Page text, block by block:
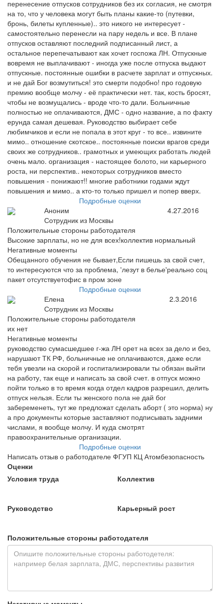
перенесение отпусков сотрудников без их согласия, не смотря
на то, что у человека могут быть планы какие-то (путевки,
бронь, билеты купленные).. это никого не интересует -
самостоятельно перенесли на пару недель и все. В плане
отпусков оставляют последний подписанный лист, а
остальное перепечатывают как хочет госпожа ЛН. Отпускные
вовремя не выплачивают - иногда уже после отпуска выдают
отпускные. постоянные ошибки в расчете зарплат и отпускных.
и не дай Бог возмутиться! это смерти подобно! про годовую
премию вообще молчу - её практически нет. так, кость бросят,
чтобы не возмущались - вроде что-то дали. Больничные
полностью не оплачиваются, ДМС - одно название, а по факту
ерунда самая дешевая. Руководство выбирает себе
любимчиков и если не попала в этот круг - то все.. извините
мимо.. отношение скотское.. постоянные поиски врагов среди
своих же сотрудников.. грамотных и умеющих работать людей
очень мало. организация - настоящее болото, ни карьерного
роста, ни перспектив.. некоторых сотрудников вместо
повышения - понижают!! многие работники годами ждут
повышения и мимо.. а кто-то только пришел и попер вверх.
Подробные оценки
Аноним
Сотрудник из Москвы
4.27.2016
Положительные стороны работодателя
Высокие зарплаты, но не для всех!коллектив нормальный
Негативные моменты
Обещанного обучения не бывает,Если пишешь за свой счет,
то интересуются что за проблема, 'лезут в белье'реально соц
пакет отсутствуетофис в пром зоне
Подробные оценки
Елена
Сотрудник из Москвы
2.3.2016
Положительные стороны работодателя
их нет
Негативные моменты
руководство сумасшедшее г-жа ЛН орет на всех за дело и без,
нарушают ТК РФ, больничные не оплачиваются, даже если
тебя увезли на скорой и госпитализировали ты обязан выйти
на работу, так еще и написать за свой счет. в отпуск можно
пойти только в то время когда отдел кадров разрешил, делить
отпуск нельзя. Если ты женского пола не дай бог
забеременеть, тут же предложат сделать аборт ( это норма) ну
а про документы которые заставляют подписывать задними
числами, я вообще молчу. И куда смотрят
правоохранительные организации.
Подробные оценки
Написать отзыв о работодателе ФГУП КЦ Атомбезопасность
Оценки
Условия труда
Коллектив
Руководство Карьерный рост
Положительные стороны работодателя